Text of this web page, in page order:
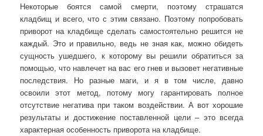
Некоторые боятся самой смерти, поэтому страшатся
кладбищ и всего, что с этим связано. Поэтому попробовать
приворот на кладбище сделать самостоятельно решится не
каждый. Это и правильно, ведь не зная как, можно обидеть
сущность ушедшего, к которому вы решили обратиться за
помощью, что навлечет на вас его гнев и вызовет негативные
последствия. Но разные маги, и я в том числе, давно
освоили этот метод, потому могу гарантировать полное
отсутствие негатива при таком воздействии. А вот хорошие
результаты и достижение поставленной цели – это всегда
характерная особенность приворота на кладбище.